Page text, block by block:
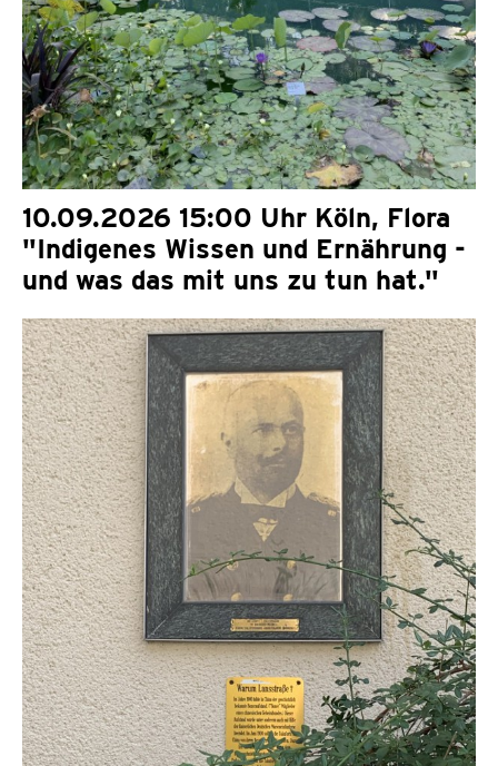
10.09.2026 15:00 Uhr Köln, Flora
"Indigenes Wissen und Ernährung -
und was das mit uns zu tun hat."